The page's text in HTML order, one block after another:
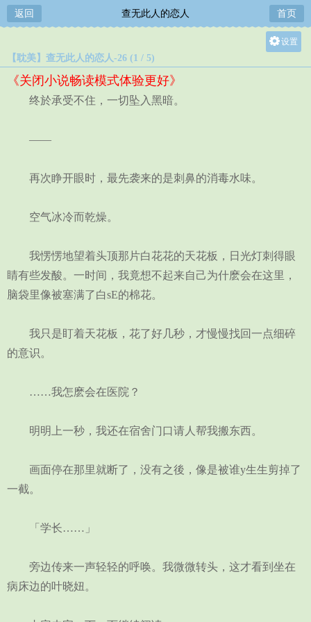
返回 查无此人的恋人 首页
设置
【耽美】查无此人的恋人-26 (1 / 5)
《关闭小说畅读模式体验更好》
终於承受不住，一切坠入黑暗。
——
再次睁开眼时，最先袭来的是刺鼻的消毒水味。
空气冰冷而乾燥。
我愣愣地望着头顶那片白花花的天花板，日光灯刺得眼
睛有些发酸。一时间，我竟想不起来自己为什麽会在这里，
脑袋里像被塞满了白sE的棉花。
我只是盯着天花板，花了好几秒，才慢慢找回一点细碎
的意识。
……我怎麽会在医院？
明明上一秒，我还在宿舍门口请人帮我搬东西。
画面停在那里就断了，没有之後，像是被谁y生生剪掉了
一截。
「学长……」
旁边传来一声轻轻的呼唤。我微微转头，这才看到坐在
病床边的叶晓妞。